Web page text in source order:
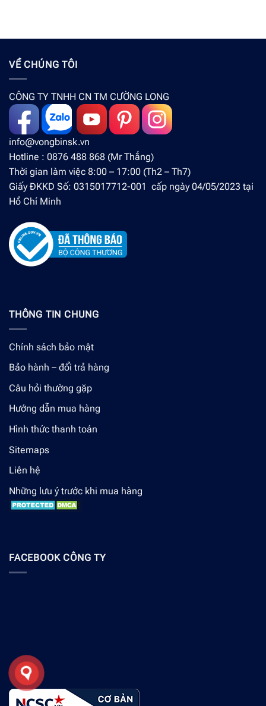
VỀ CHÚNG TÔI
CÔNG TY TNHH CN TM CƯỜNG LONG
info@vongbinsk.vn
Hotline : 0876 488 868 (Mr Thắng)
Thời gian làm việc 8:00 – 17:00 (Th2 – Th7)
Giấy ĐKKD Số: 0315017712-001 cấp ngày 04/05/2023 tại
Hồ Chí Minh
THÔNG TIN CHUNG
Chính sách bảo mật
Bảo hành – đổi trả hàng
Câu hỏi thường gặp
Hướng dẫn mua hàng
Hình thức thanh toán
Sitemaps
Liên hệ
Những lưu ý trước khi mua hàng
FACEBOOK CÔNG TY